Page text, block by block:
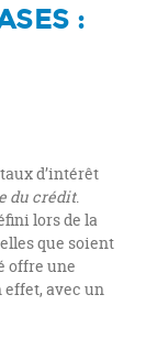
:
d’intérêt
du crédit.
lors de la
que soient
offre une
effet, avec un